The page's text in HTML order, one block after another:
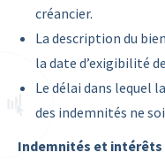
créancier.
La description du
la date d’exigibilité
Le délai dans lequel
des indemnités ne
Indemnités et